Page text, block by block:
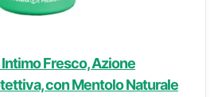
Fresco, Azione
con Mentolo Naturale